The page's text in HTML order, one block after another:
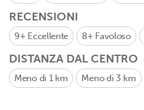
RECENSIONI
9+ Eccellente 8+ Favoloso
DISTANZA DAL CENTRO
Meno di 1 km Meno di 3 km